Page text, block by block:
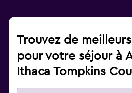
Trouvez de
pour votre séjour à
Ithaca Tompkins